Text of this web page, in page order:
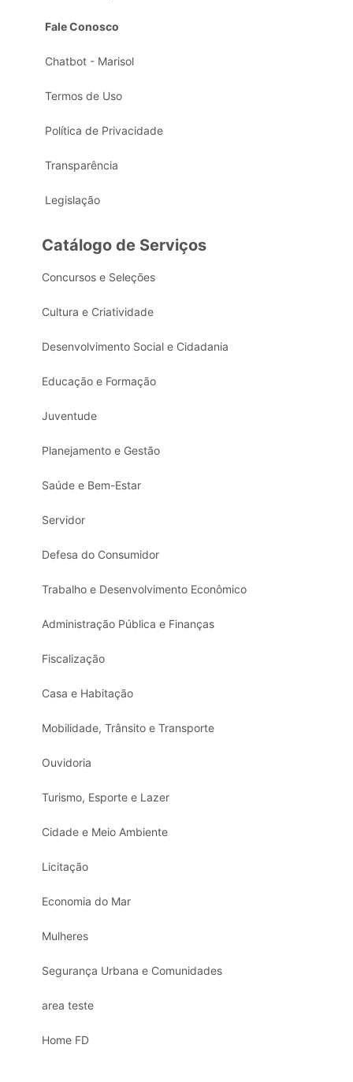
Fale Conosco
Chatbot - Marisol
Termos de Uso
Política de Privacidade
Transparência
Legislação
Catálogo de Serviços
Concursos e Seleções
Cultura e Criatividade
Desenvolvimento Social e Cidadania
Educação e Formação
Juventude
Planejamento e Gestão
Saúde e Bem-Estar
Servidor
Defesa do Consumidor
Trabalho e Desenvolvimento Econômico
Administração Pública e Finanças
Fiscalização
Casa e Habitação
Mobilidade, Trânsito e Transporte
Ouvidoria
Turismo, Esporte e Lazer
Cidade e Meio Ambiente
Licitação
Economia do Mar
Mulheres
Segurança Urbana e Comunidades
area teste
Home FD